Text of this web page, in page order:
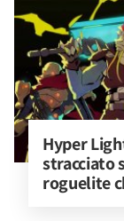
Hyper
stracciato
roguelite